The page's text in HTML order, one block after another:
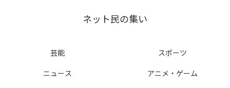
ネット民の集い
芸能
スポーツ
ニュース
アニメ・ゲーム